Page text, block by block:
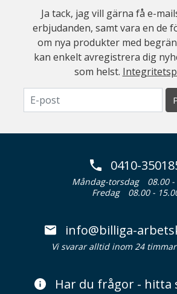
Ja tack, jag vill gärna få e-
erbjudanden, samt vara en de
om nya produkter med
kan enkelt avregistrera dig
som helst.
0410-
Måndag-torsdag
08.00
Fredag
08.00 -
info@billiga-
Vi svarar alltid inom 24
Har du frågor - hitta